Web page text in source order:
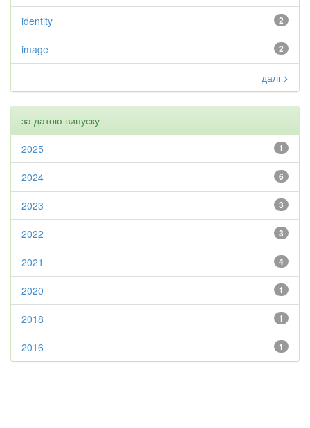
2
identity
2
image
далі >
за датою випуску
1
2025
6
2024
3
2023
3
2022
4
2021
1
2020
1
2018
1
2016